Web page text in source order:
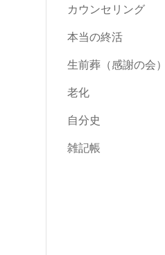
カウンセリング
本当の終活
生前葬（感謝の会）
老化
自分史
雑記帳